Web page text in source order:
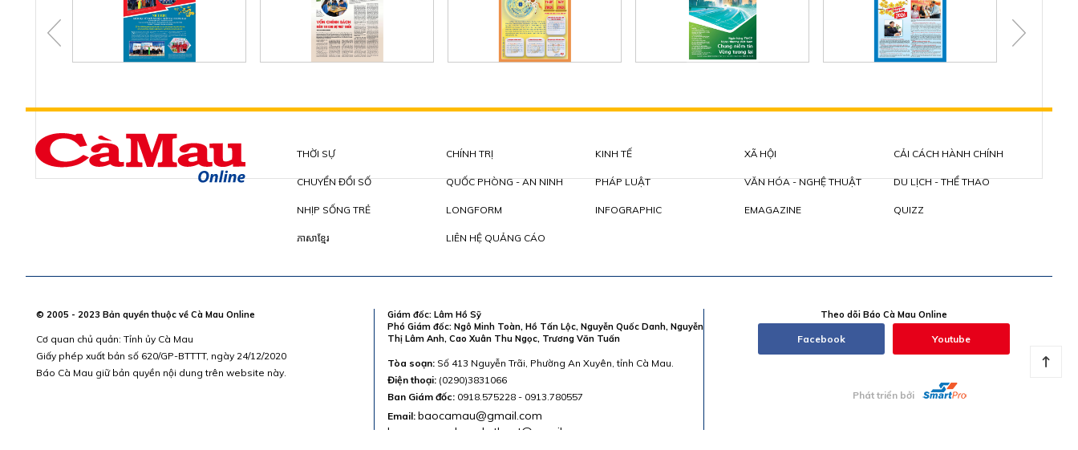
THỜI SỰ CHÍNH TRỊ KINH TẾ XÃ HỘI CẢI CÁCH HÀNH CHÍNH
CHUYỂN ĐỔI SỐ QUỐC PHÒNG - AN NINH PHÁP LUẬT VĂN HÓA - NGHỆ THUẬT DU LỊCH - THỂ THAO
NHỊP SỐNG TRẺ LONGFORM INFOGRAPHIC EMAGAZINE QUIZZ
ភាសាខ្មែរ LIÊN HỆ QUẢNG CÁO
© 2005 - 2023 Bản quyền thuộc về Cà Mau Online
Cơ quan chủ quản: Tỉnh ủy Cà Mau
Giấy phép xuất bản số 620/GP-BTTTT, ngày 24/12/2020
Báo Cà Mau giữ bản quyền nội dung trên website này.
Giám đốc: Lâm Hồ Sỹ
Phó Giám đốc: Ngô Minh Toàn, Hồ Tấn Lộc, Nguyễn Quốc Danh, Nguyễn
Thị Lâm Anh, Cao Xuân Thu Ngọc, Trương Văn Tuấn
Tòa soạn:Số 413 Nguyễn Trãi, Phường An Xuyên, tỉnh Cà Mau.
Điện thoại: (0290)3831066
Ban Giám đốc: 0918.575228 - 0913.780557
Email: baocamau@gmail.com
baocamau.phongkythuat@gmail.com
Theo dõi Báo Cà Mau Online
Facebook Youtube
Phát triển bởi